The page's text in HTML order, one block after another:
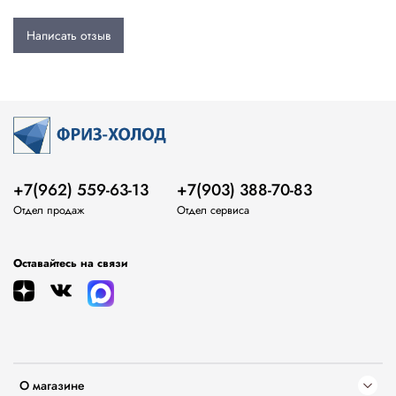
Написать отзыв
О магазине
+7(962) 559-63-13
Отдел продаж
+7(903) 388-70-83
Отдел сервиса
Оставайтесь на связи